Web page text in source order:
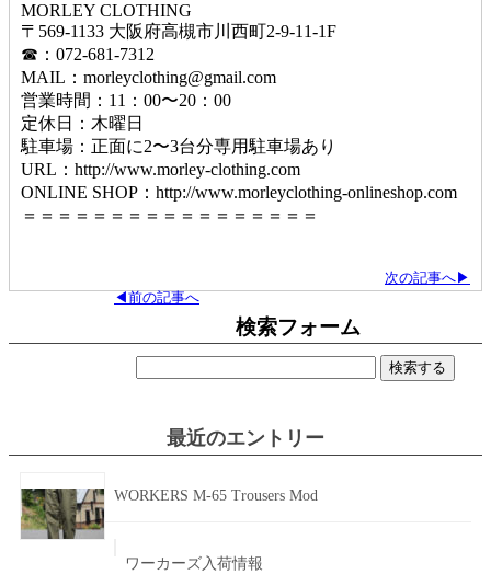
MORLEY CLOTHING
〒569-1133 大阪府高槻市川西町2-9-11-1F
☎︎：072-681-7312
MAIL：morleyclothing@gmail.com
営業時間：11：00〜20：00
定休日：木曜日
駐車場：正面に2〜3台分専用駐車場あり
URL：http://www.morley-clothing.com
ONLINE SHOP：http://www.morleyclothing-onlineshop.com
＝＝＝＝＝＝＝＝＝＝＝＝＝＝＝＝＝
次の記事へ▶
◀前の記事へ
検索フォーム
最近のエントリー
WORKERS M-65 Trousers Mod
ワーカーズ入荷情報